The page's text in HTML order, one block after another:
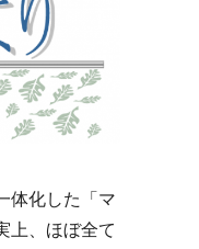
体化した「マ
上、ほぼ全て